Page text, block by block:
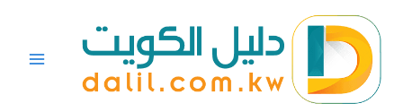
المحتوى